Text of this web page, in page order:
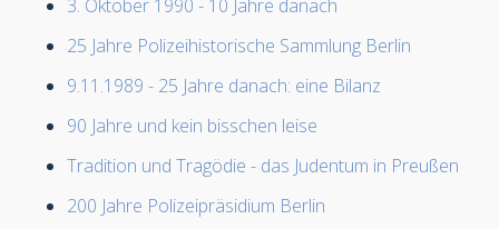
3. Oktober 1990 - 10 Jahre danach
25 Jahre Polizeihistorische Sammlung Berlin
9.11.1989 - 25 Jahre danach: eine Bilanz
90 Jahre und kein bisschen leise
Tradition und Tragödie - das Judentum in Preußen
200 Jahre Polizeipräsidium Berlin